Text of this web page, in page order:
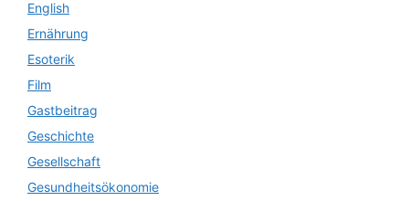
English
Ernährung
Esoterik
Film
Gastbeitrag
Geschichte
Gesellschaft
Gesundheitsökonomie